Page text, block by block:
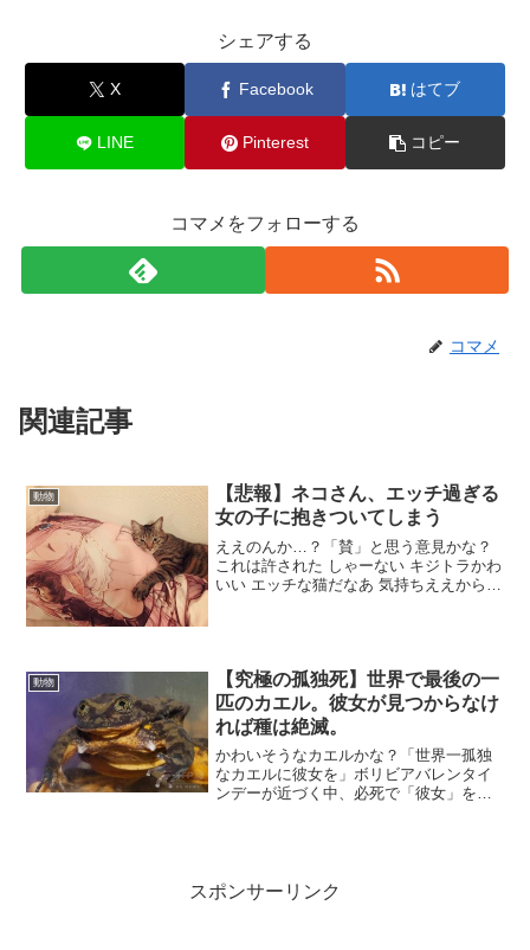
シェアする
X Facebook はてブ
LINE Pinterest コピー
コマメをフォローする
コマメ
関連記事
動物
【悲報】ネコさん、エッチ過ぎる
女の子に抱きついてしまう
ええのんか…？「賛」と思う意見かな？
これは許された しゃーない キジトラかわ
いい エッチな猫だなあ 気持ちええからし
動物
【究極の孤独死】世界で最後の一
匹のカエル。彼女が見つからなけ
れば種は絶滅。
かわいそうなカエルかな？「世界一孤独
なカエルに彼女を」ボリビアバレンタイ
ンデーが近づく中、必死で「彼女」を探
スポンサーリンク